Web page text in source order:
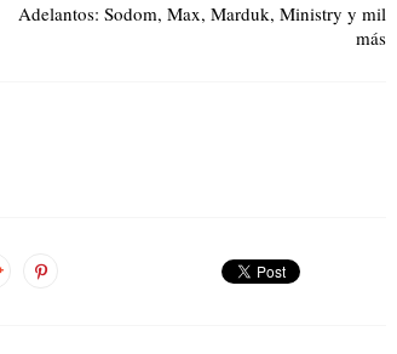
Adelantos: Sodom, Max, Marduk, Ministry y mil
más